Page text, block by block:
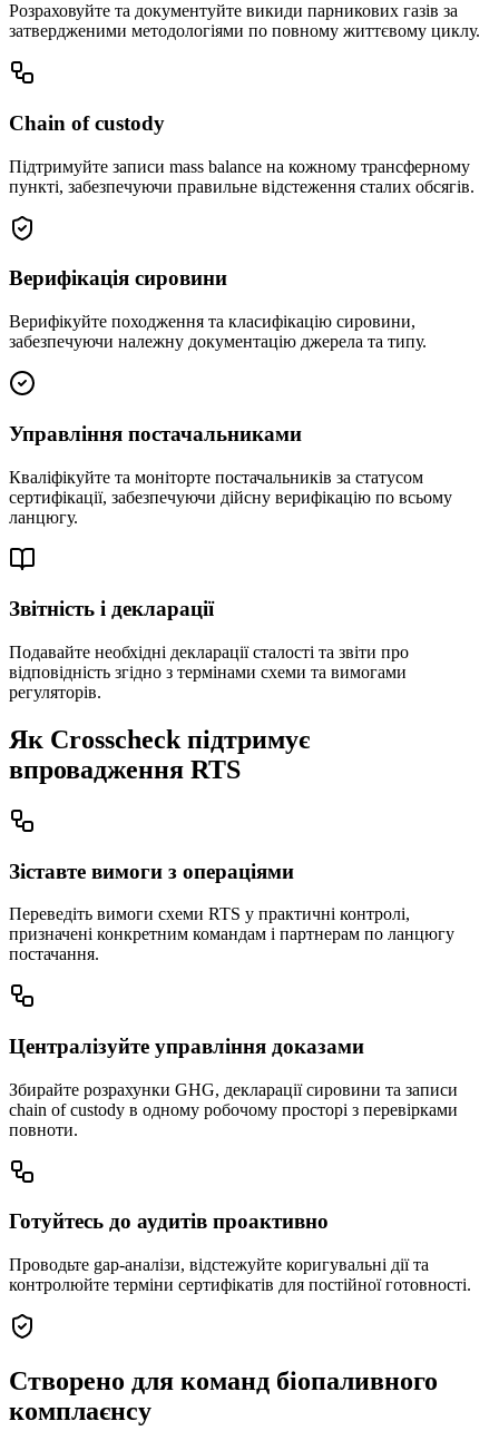
Розраховуйте та документуйте викиди парникових газів за
затвердженими методологіями по повному життєвому циклу.
Chain of custody
Підтримуйте записи mass balance на кожному трансферному
пункті, забезпечуючи правильне відстеження сталих обсягів.
Верифікація сировини
Верифікуйте походження та класифікацію сировини,
забезпечуючи належну документацію джерела та типу.
Управління постачальниками
Кваліфікуйте та моніторте постачальників за статусом
сертифікації, забезпечуючи дійсну верифікацію по всьому
ланцюгу.
Звітність і декларації
Подавайте необхідні декларації сталості та звіти про
відповідність згідно з термінами схеми та вимогами
регуляторів.
Як Crosscheck підтримує
впровадження RTS
Зіставте вимоги з операціями
Переведіть вимоги схеми RTS у практичні контролі,
призначені конкретним командам і партнерам по ланцюгу
постачання.
Централізуйте управління доказами
Збирайте розрахунки GHG, декларації сировини та записи
chain of custody в одному робочому просторі з перевірками
повноти.
Готуйтесь до аудитів проактивно
Проводьте gap-аналізи, відстежуйте коригувальні дії та
контролюйте терміни сертифікатів для постійної готовності.
Створено для команд біопаливного
комплаєнсу